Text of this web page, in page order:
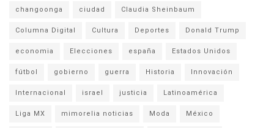
changoonga ciudad Claudia Sheinbaum
Columna Digital Cultura Deportes Donald Trump
economia Elecciones españa Estados Unidos
fútbol gobierno guerra Historia Innovación
Internacional israel justicia Latinoamérica
Liga MX mimorelia noticias Moda México